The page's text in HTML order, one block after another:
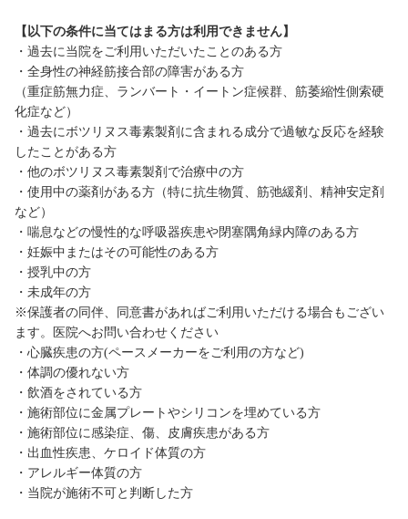
【以下の条件に当てはまる方は利用できません】
・過去に当院をご利用いただいたことのある方
・全身性の神経筋接合部の障害がある方
（重症筋無力症、ランバート・イートン症候群、筋萎縮性側索硬
化症など）
・過去にボツリヌス毒素製剤に含まれる成分で過敏な反応を経験
したことがある方
・他のボツリヌス毒素製剤で治療中の方
・使用中の薬剤がある方（特に抗生物質、筋弛緩剤、精神安定剤
など）
・喘息などの慢性的な呼吸器疾患や閉塞隅角緑内障のある方
・妊娠中またはその可能性のある方
・授乳中の方
・未成年の方
※保護者の同伴、同意書があればご利用いただける場合もござい
ます。医院へお問い合わせください
・心臓疾患の方(ペースメーカーをご利用の方など)
・体調の優れない方
・飲酒をされている方
・施術部位に金属プレートやシリコンを埋めている方
・施術部位に感染症、傷、皮膚疾患がある方
・出血性疾患、ケロイド体質の方
・アレルギー体質の方
・当院が施術不可と判断した方